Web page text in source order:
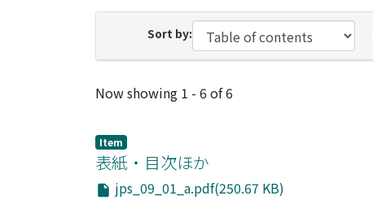
Sort by:
Recent Submissions
Now showing 1 - 6 of 6
Item
表紙・目次ほか
jps_09_01_a.pdf(250.67 KB)